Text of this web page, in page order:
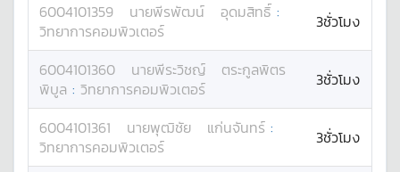
6004101359 นายพีรพัฒน์ อุดมสิทธิ์ :
วิทยาการคอมพิวเตอร์
3ชั่วโมง
6004101360 นายพีระวิชญ์
ตระกูลพิตร
พิบูล : วิทยาการคอมพิวเตอร์ 3ชั่วโมง
6004101361 นายพุฒิชัย แก่นจันทร์ :
วิทยาการคอมพิวเตอร์
3ชั่วโมง